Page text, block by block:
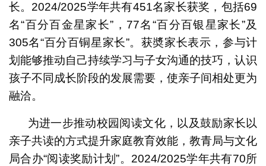
长。2024/2025学年共有451名家长获奖，包括69
名“百分百金星家长”，77名“百分百银星家长”及
305名“百分百铜星家长”。获奬家长表示，参与计
划能够推动自己持续学习与子女沟通的技巧，认识
孩子不同成长阶段的发展需要，使亲子间相处更为
融洽。
为进一步推动校园阅读文化，以及鼓励家长以
亲子共读的方式提升家庭教育效能，教青局与文化
局合办“阅读奖励计划”。2024/2025学年共有70所